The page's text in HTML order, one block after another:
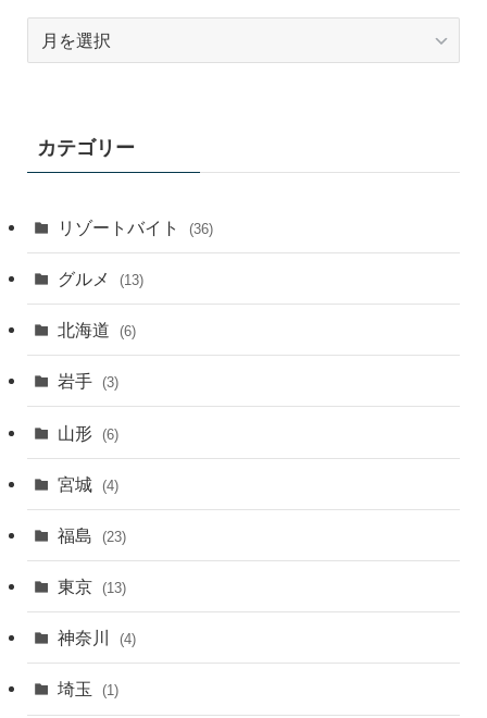
ブ
カテゴリー
リゾートバイト (36)
グルメ (13)
北海道 (6)
岩手 (3)
山形 (6)
宮城 (4)
福島 (23)
東京 (13)
神奈川 (4)
埼玉 (1)